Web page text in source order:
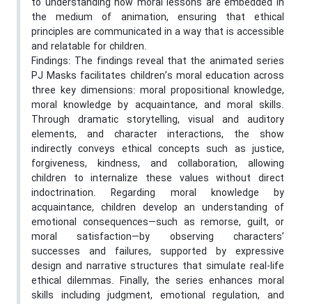
the medium of animation, ensuring that ethical
principles are communicated in a way that is accessible
and relatable for children.
Findings: The findings reveal that the animated series
PJ Masks facilitates children’s moral education across
three key dimensions: moral propositional knowledge,
moral knowledge by acquaintance, and moral skills.
Through dramatic storytelling, visual and auditory
elements, and character interactions, the show
indirectly conveys ethical concepts such as justice,
forgiveness, kindness, and collaboration, allowing
children to internalize these values without direct
indoctrination. Regarding moral knowledge by
acquaintance, children develop an understanding of
emotional consequences—such as remorse, guilt, or
moral satisfaction—by observing characters’
successes and failures, supported by expressive
design and narrative structures that simulate real-life
ethical dilemmas. Finally, the series enhances moral
skills including judgment, emotional regulation, and